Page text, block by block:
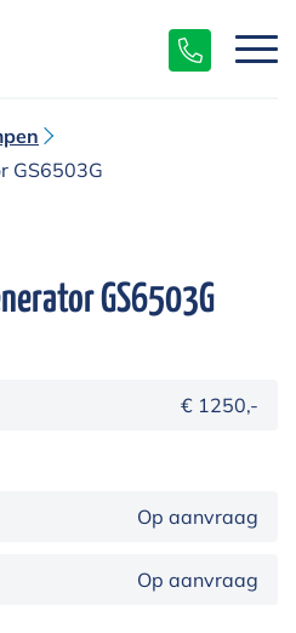
GS6503G
GS6503G
€ 1250,-
Op aanvraag
Op aanvraag